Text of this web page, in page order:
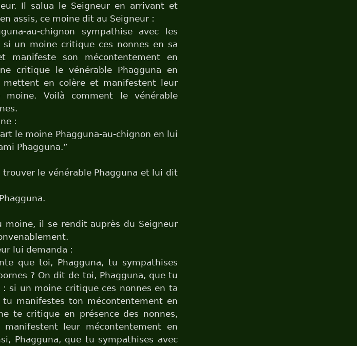
Il salua le Seigneur en arrivant et
assis, ce moine dit au Seigneur :
au-chignon sympathise avec les
un moine critique ces nonnes en sa
son mécontentement en
critique le vénérable Phagguna en
mettent en colère et manifestent leur
moine. Voilà comment le vénérable
:
le moine Phagguna-au-chignon en lui
Phagguna.”
le vénérable Phagguna et lui dit
moine, il se rendit auprès du Seigneur
lui demanda :
que toi, Phagguna, tu sympathises
? On dit de toi, Phagguna, que tu
si un moine critique ces nonnes en ta
manifestes ton mécontentement en
te critique en présence des nonnes,
leur mécontentement en
Phagguna, que tu sympathises avec